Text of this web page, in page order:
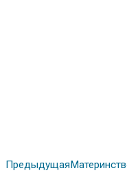
Предыдущая